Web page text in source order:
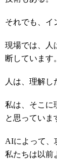
それでも、イ
現場では、人
断しています。
人は、理解し
私は、そこに
と思っていま
AIによって、
私たちは以前